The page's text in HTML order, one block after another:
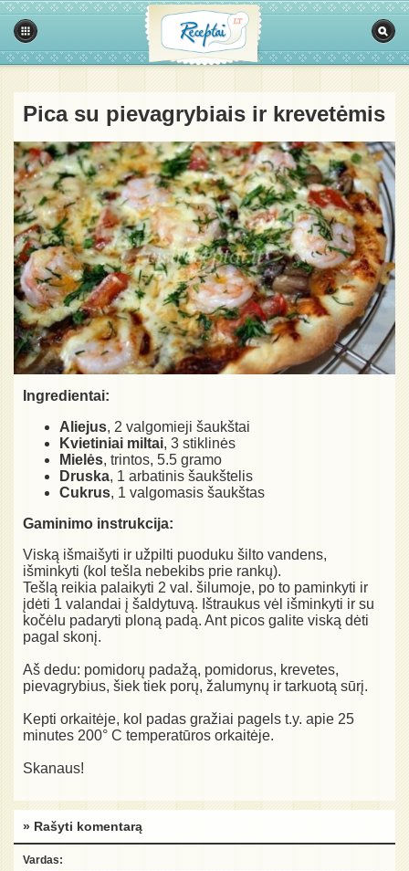
Pica su pievagrybiais ir krevetėmis
Ingredientai:
Aliejus, 2 valgomieji šaukštai
Kvietiniai miltai, 3 stiklinės
Mielės, trintos, 5.5 gramo
Druska, 1 arbatinis šaukštelis
Cukrus, 1 valgomasis šaukštas
Gaminimo instrukcija:
Viską išmaišyti ir užpilti puoduku šilto vandens,
išminkyti (kol tešla nebekibs prie rankų).
Tešlą reikia palaikyti 2 val. šilumoje, po to paminkyti ir
įdėti 1 valandai į šaldytuvą. Ištraukus vėl išminkyti ir su
kočėlu padaryti ploną padą. Ant picos galite viską dėti
pagal skonį.
Aš dedu: pomidorų padažą, pomidorus, krevetes,
pievagrybius, šiek tiek porų, žalumynų ir tarkuotą sūrį.
Kepti orkaitėje, kol padas gražiai pagels t.y. apie 25
minutes 200° C temperatūros orkaitėje.
Skanaus!
» Rašyti komentarą
Vardas: